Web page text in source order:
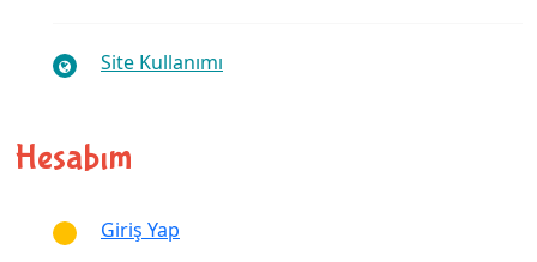
Site Kullanımı
Hesabım
Giriş Yap